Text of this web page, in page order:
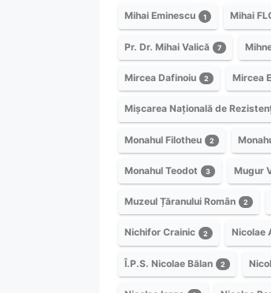
Mihai Eminescu 1 Mihai
Pr. Dr. Mihai Valică 7
Mircea Dafinoiu 2 Mircea
Mișcarea Națională de
Monahul Filotheu 2
Monahul Teodot 3 Mugur
Muzeul Țăranului Român 2
Nichifor Crainic 2 Nicolae
Î.P.S. Nicolae Bălan 2